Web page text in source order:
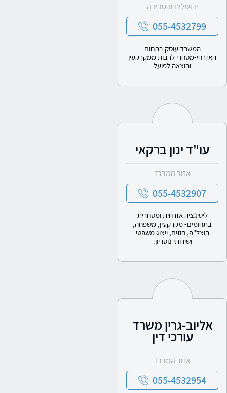
ירושלים והסביבה
055-4532799
המשרד עוסק בתחום
האזרחי-מסחרי לרבות ממקרקעין
והוצאה לפועל
עו"ד ינון ברקאי
אזור המרכז
055-4532907
ליטיגציה אזרחית ומסחרית
בתחומים- מקרקעין, משפחה,
הוצל"פ, חוזים, ייצוג משפטי
ושירותי נוטריון.
אליוב-גרין משרד
עורכי דין
אזור המרכז
055-4532954